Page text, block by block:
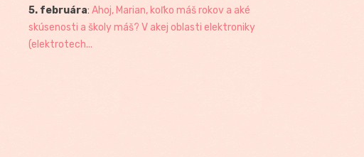
5. februára: Ahoj, Marian, koľko máš rokov a aké
skúsenosti a školy máš? V akej oblasti elektroniky
(elektrotech...